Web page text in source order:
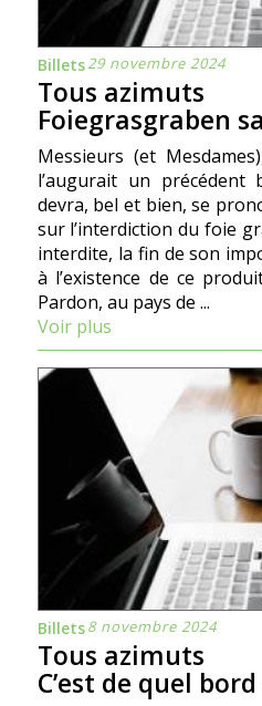
Billets29 novembre 2024
Tous azimuts
Foiegrasgraben
Messieurs (et
l’augurait un précédent
devra, bel et bien, se
sur l’interdiction du foie
interdite, la fin de son
à l’existence de ce
Pardon, au pays de ...
Voir plus
Billets8 novembre 2024
Tous azimuts
C’est de quel bord